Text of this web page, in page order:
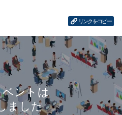
リンクをコピー